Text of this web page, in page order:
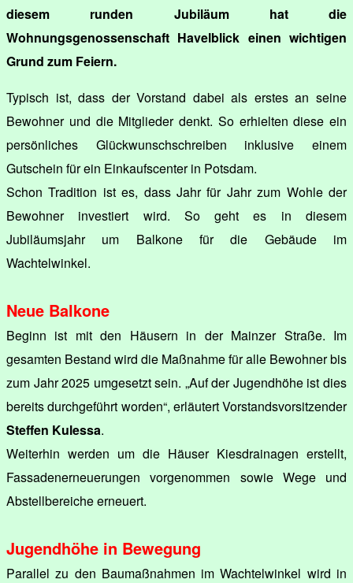
diesem runden Jubiläum hat die
Wohnungsgenossenschaft Havelblick einen wichtigen
Grund zum Feiern.
Typisch ist, dass der Vorstand dabei als erstes an seine
Bewohner und die Mitglieder denkt. So erhielten diese ein
persönliches Glückwunschschreiben inklusive einem
Gutschein für ein Einkaufscenter in Potsdam.
Schon Tradition ist es, dass Jahr für Jahr zum Wohle der
Bewohner investiert wird. So geht es in diesem
Jubiläumsjahr um Balkone für die Gebäude im
Wachtelwinkel.
Neue Balkone
Beginn ist mit den Häusern in der Mainzer Straße. Im
gesamten Bestand wird die Maßnahme für alle Bewohner bis
zum Jahr 2025 umgesetzt sein. „Auf der Jugendhöhe ist dies
bereits durchgeführt worden“, erläutert Vorstandsvorsitzender
Steffen Kulessa.
Weiterhin werden um die Häuser Kiesdrainagen erstellt,
Fassadenerneuerungen vorgenommen sowie Wege und
Abstellbereiche erneuert.
Jugendhöhe in Bewegung
Parallel zu den Baumaßnahmen im Wachtelwinkel wird in